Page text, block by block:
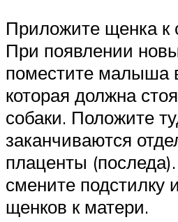
Приложите щенка к
При появлении
поместите малыша
которая должна
собаки. Положите
заканчиваются
плаценты
смените подстилку
щенков к матери.